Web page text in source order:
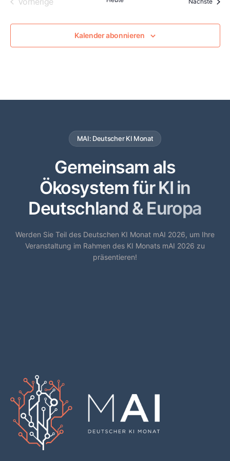
Kalender abonnieren
MAI: Deutscher KI Monat
Gemeinsam als
Ökosystem für KI in
Deutschland & Europa
Werden Sie Teil des Deutschen KI Monat mAI 2026, um Ihre
Veranstaltung im Rahmen des KI Monats mAI 2026 zu
präsentieren!